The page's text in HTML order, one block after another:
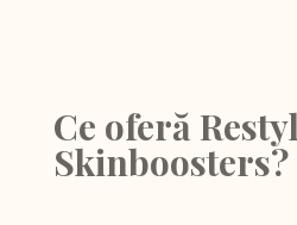
Ce oferă
Skinboosters?